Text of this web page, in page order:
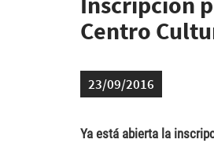
Centro
23/09/2016
Ya está abierta la